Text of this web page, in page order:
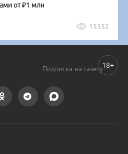
от ₽1 млн
15352
Подписка на газету18+